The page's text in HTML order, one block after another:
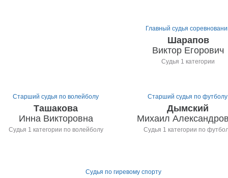
Главный судья
Шарапов
Виктор Егорович
Судья 1 категории
Старший судья по волейболу
Ташакова
Инна Викторовна
Судья 1 категории по волейболу
Старший судья по футболу
Дымский
Михаил
Судья 1 категории по
Судья по гиревому спорту